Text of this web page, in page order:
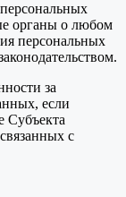
органы о любом
персональных
за
если
Субъекта
с